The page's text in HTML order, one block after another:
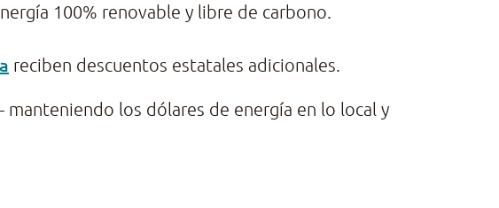
100% renovable y libre de carbono.
reciben descuentos estatales adicionales.
los dólares de energía en lo local y